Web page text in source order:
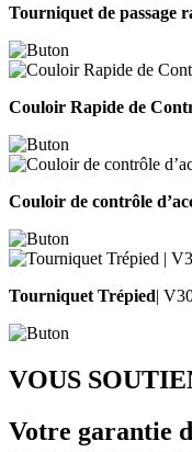
Tourniquet de passage
Couloir Rapide de
Couloir de contrôle
Tourniquet Trépied|
VOUS
Votre garantie